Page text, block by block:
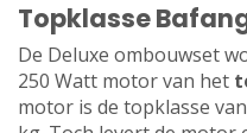
Topklasse
De Deluxe ombouwset
250 Watt motor van het
motor is de topklasse